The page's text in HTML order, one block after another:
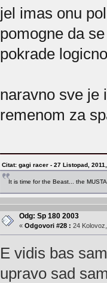
jel imas onu
pomogne da
pokrade logicno
naravno sve je
remenom za
Citat: gagi racer - 27 Listopad,
It is time for the Beast... the
Odg: Sp 180 2003
« Odgovori #28 : 24
E vidis bas
upravo sad